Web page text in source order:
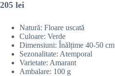
205 lei
Natură: Floare uscată
Culoare: Verde
Dimensiuni: Înălțime 40-50 cm
Sezonalitate: Atemporal
Varietate: Amarant
Ambalare: 100 g